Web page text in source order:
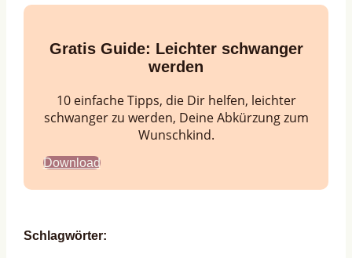
Gratis Guide: Leichter schwanger
werden
10 einfache Tipps, die Dir helfen, leichter
schwanger zu werden, Deine Abkürzung zum
Wunschkind.
Download
Schlagwörter: